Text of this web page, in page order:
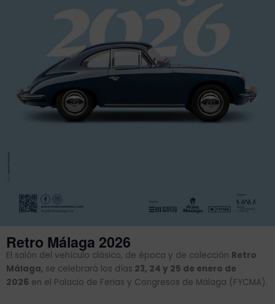
Retro Málaga 2026
El salón del vehículo clásico, de época y de colección Retro
Málaga, se celebrará los días 23, 24 y 25 de enero de
2026 en el Palacio de Ferias y Congresos de Málaga (FYCMA).